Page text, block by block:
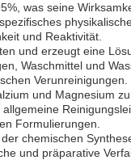
was seine
und Reaktivität.
und erzeugt eine
Waschmittel und
Verunreinigungen.
und Magnesium
Formulierungen.
chemischen
und präparative